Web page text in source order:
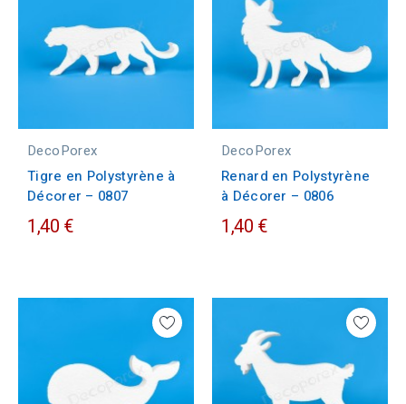
DecoPorex
Tigre en Polystyrène à
Décorer – 0807
1,40 €
DecoPorex
Renard en Polystyrène
à Décorer – 0806
1,40 €